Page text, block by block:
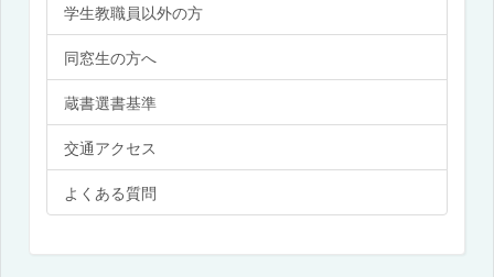
学生教職員以外の方
同窓生の方へ
蔵書選書基準
交通アクセス
よくある質問